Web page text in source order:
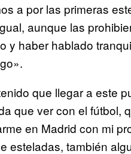
a por las primeras
aunque las
y haber hablado
que llegar a este
que ver con el fútbol,
en Madrid con mi
esteladas, también